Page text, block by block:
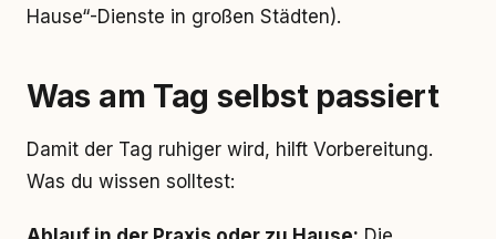
Hause“-Dienste in großen Städten).
Was am Tag selbst passiert
Damit der Tag ruhiger wird, hilft Vorbereitung.
Was du wissen solltest: